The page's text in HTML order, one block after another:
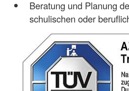
Beratung und Planung
schulischen oder